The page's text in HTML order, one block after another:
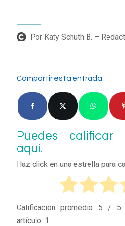
Por Katy Schuth B. –
Compartir esta entrada
Puedes calificar
aquí.
Haz click en una estrella para
Calificación promedio 5 / 5.
artículo: 1